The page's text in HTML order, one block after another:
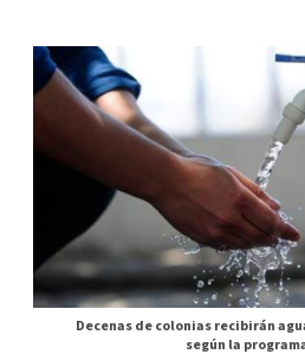
Decenas de colonias recibirán
según la